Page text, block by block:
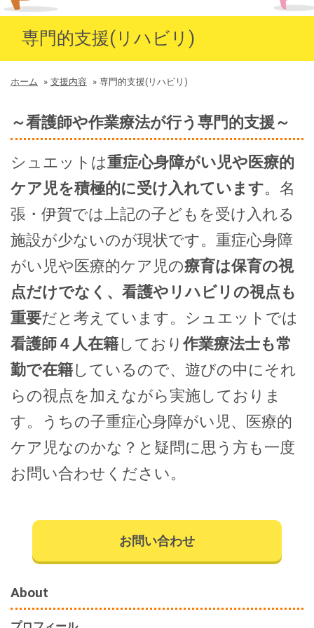
専門的支援(リハビリ)
ホーム » 支援内容 » 専門的支援(リハビリ)
～看護師や作業療法が行う専門的支援～
シュエットは重症心身障がい児や医療的
ケア児を積極的に受け入れています。名
張・伊賀では上記の子どもを受け入れる
施設が少ないのが現状です。重症心身障
がい児や医療的ケア児の療育は保育の視
点だけでなく、看護やリハビリの視点も
重要だと考えています。シュエットでは
看護師４人在籍しており作業療法士も常
勤で在籍しているので、遊びの中にそれ
らの視点を加えながら実施しておりま
す。うちの子重症心身障がい児、医療的
ケア児なのかな？と疑問に思う方も一度
お問い合わせください。
お問い合わせ
About